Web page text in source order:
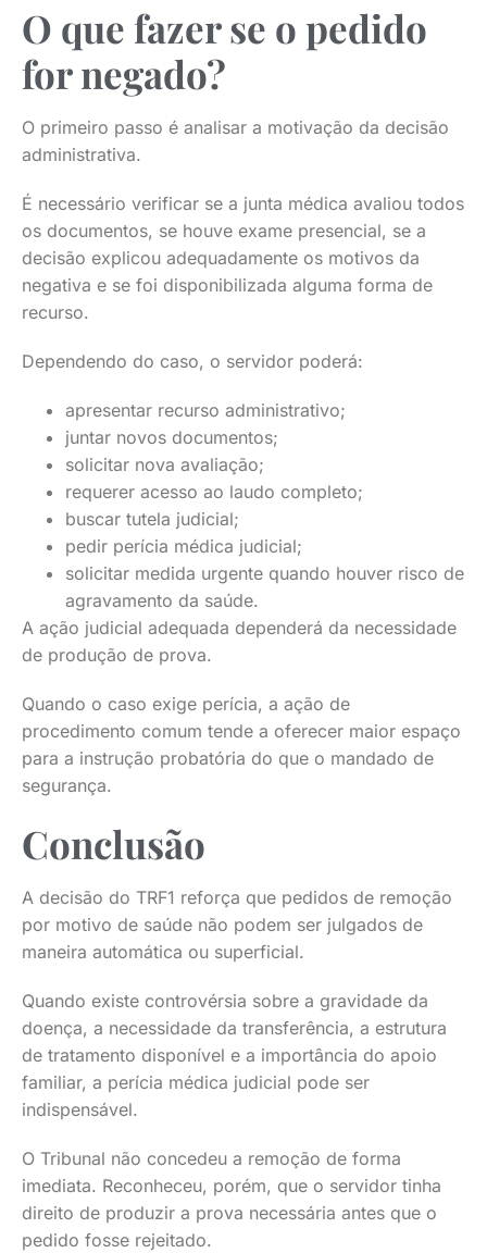
O que fazer se o pedido
for negado?
O primeiro passo é analisar a motivação da decisão
administrativa.
É necessário verificar se a junta médica avaliou todos
os documentos, se houve exame presencial, se a
decisão explicou adequadamente os motivos da
negativa e se foi disponibilizada alguma forma de
recurso.
Dependendo do caso, o servidor poderá:
apresentar recurso administrativo;
juntar novos documentos;
solicitar nova avaliação;
requerer acesso ao laudo completo;
buscar tutela judicial;
pedir perícia médica judicial;
solicitar medida urgente quando houver risco de
agravamento da saúde.
A ação judicial adequada dependerá da necessidade
de produção de prova.
Quando o caso exige perícia, a ação de
procedimento comum tende a oferecer maior espaço
para a instrução probatória do que o mandado de
segurança.
Conclusão
A decisão do TRF1 reforça que pedidos de remoção
por motivo de saúde não podem ser julgados de
maneira automática ou superficial.
Quando existe controvérsia sobre a gravidade da
doença, a necessidade da transferência, a estrutura
de tratamento disponível e a importância do apoio
familiar, a perícia médica judicial pode ser
indispensável.
O Tribunal não concedeu a remoção de forma
imediata. Reconheceu, porém, que o servidor tinha
direito de produzir a prova necessária antes que o
pedido fosse rejeitado.